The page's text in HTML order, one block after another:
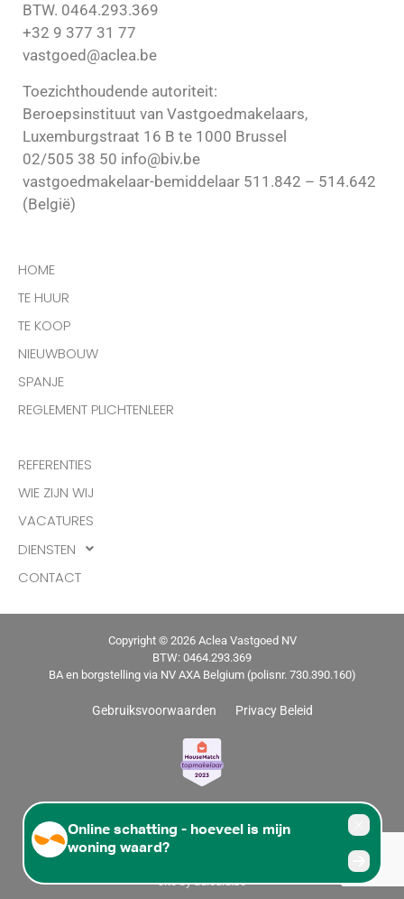
BTW. 0464.293.369
+32 9 377 31 77
vastgoed@aclea.be
Toezichthoudende autoriteit:
Beroepsinstituut van Vastgoedmakelaars,
Luxemburgstraat 16 B te 1000 Brussel
02/505 38 50 info@biv.be
vastgoedmakelaar-bemiddelaar 511.842 – 514.642
(België)
HOME
TE HUUR
TE KOOP
NIEUWBOUW
SPANJE
REGLEMENT PLICHTENLEER
REFERENTIES
WIE ZIJN WIJ
VACATURES
DIENSTEN
CONTACT
Copyright © 2026 Aclea Vastgoed NV
BTW: 0464.293.369
BA en borgstelling via NV AXA Belgium (polisnr. 730.390.160)
Gebruiksvoorwaarden Privacy Beleid
site byadleaid.be